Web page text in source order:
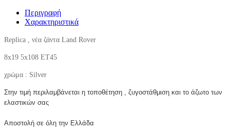
Περιγραφή
Χαρακτηριστικά
Replica , νέα ζάντα Land Rover
8x19 5x108 ET45
χρώμα : Silver
Στην τιμή περιλαμβάνεται η τοποθέτηση , ζυγοστάθμιση και το άζωτο των
ελαστικών σας
Αποστολή σε όλη την Ελλάδα